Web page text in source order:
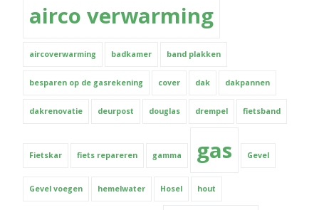
airco verwarming
aircoverwarming badkamer band plakken
besparen op de gasrekening cover dak dakpannen
dakrenovatie deurpost douglas drempel fietsband
Fietskar fiets repareren gamma gas Gevel
Gevel voegen hemelwater Hosel hout